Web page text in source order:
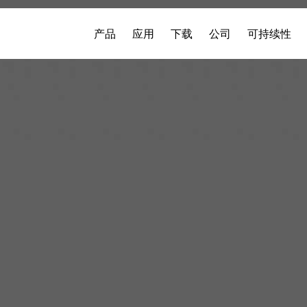
产品 应用 下载 公司 可持续性